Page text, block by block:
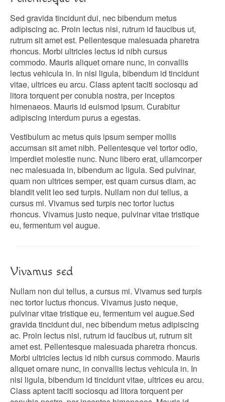
Sed gravida tincidunt dui, nec bibendum metus
adipiscing ac. Proin lectus nisi, rutrum id faucibus ut,
rutrum sit amet est. Pellentesque malesuada pharetra
rhoncus. Morbi ultricies lectus id nibh cursus
commodo. Mauris aliquet ornare nunc, in convallis
lectus vehicula in. In nisi ligula, bibendum id tincidunt
vitae, ultrices eu arcu. Class aptent taciti sociosqu ad
litora torquent per conubia nostra, per inceptos
himenaeos. Mauris id euismod ipsum. Curabitur
adipiscing interdum purus a egestas.
Vestibulum ac metus quis ipsum semper mollis
accumsan sit amet nibh. Pellentesque vel tortor odio,
imperdiet molestie nunc. Nunc libero erat, ullamcorper
nec malesuada in, bibendum ac ligula. Sed pulvinar,
quam non ultrices semper, est quam cursus diam, ac
blandit velit leo sed turpis. Nullam non dui tellus, a
cursus mi. Vivamus sed turpis nec tortor luctus
rhoncus. Vivamus justo neque, pulvinar vitae tristique
eu, fermentum vel augue.
Vivamus sed
Nullam non dui tellus, a cursus mi. Vivamus sed turpis
nec tortor luctus rhoncus. Vivamus justo neque,
pulvinar vitae tristique eu, fermentum vel augue.Sed
gravida tincidunt dui, nec bibendum metus adipiscing
ac. Proin lectus nisi, rutrum id faucibus ut, rutrum sit
amet est. Pellentesque malesuada pharetra rhoncus.
Morbi ultricies lectus id nibh cursus commodo. Mauris
aliquet ornare nunc, in convallis lectus vehicula in. In
nisi ligula, bibendum id tincidunt vitae, ultrices eu arcu.
Class aptent taciti sociosqu ad litora torquent per